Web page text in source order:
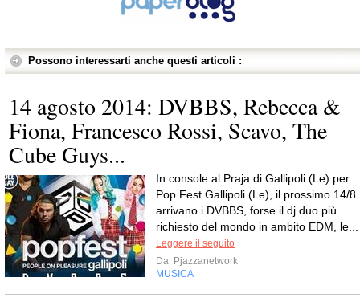
Possono interessarti anche questi articoli :
14 agosto 2014: DVBBS, Rebecca &
Fiona, Francesco Rossi, Scavo, The
Cube Guys...
In console al Praja di Gallipoli (Le) per
Pop Fest Gallipoli (Le), il prossimo 14/8
arrivano i DVBBS, forse il dj duo più
richiesto del mondo in ambito EDM, le...
Leggere il seguito
Da Pjazzanetwork
MUSICA